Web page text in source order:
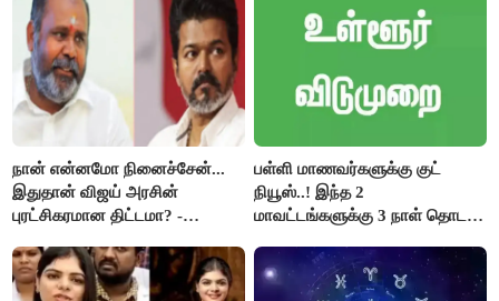
நான் என்னமோ நினைச்சேன்...
இதுதான் விஜய் அரசின்
புரட்சிகரமான திட்டமா? -
பள்ளி மாணவர்களுக்கு குட்
நியூஸ்..! இந்த 2
மாவட்டங்களுக்கு 3 நாள் தொடர்